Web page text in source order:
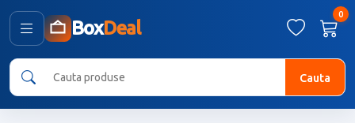
BoxDeal
0
Cauta